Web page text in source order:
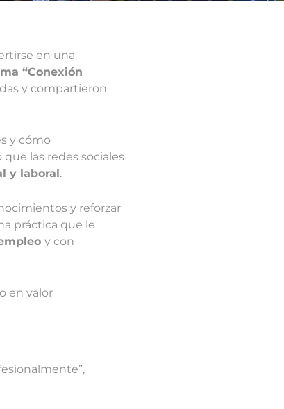
en una
“Conexión
y compartieron
y cómo
las redes sociales
y laboral.
y reforzar
práctica que le
y con
en valor